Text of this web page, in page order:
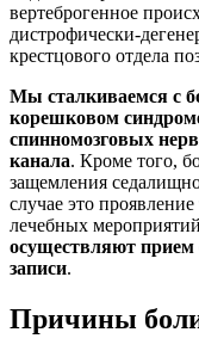
вертеброгенное
дистрофически-
крестцового отдела
Мы сталкиваемся с
корешковом
спинномозговых
канала. Кроме того,
защемления
случае это
лечебных
осуществляют прием
записи.
Причины